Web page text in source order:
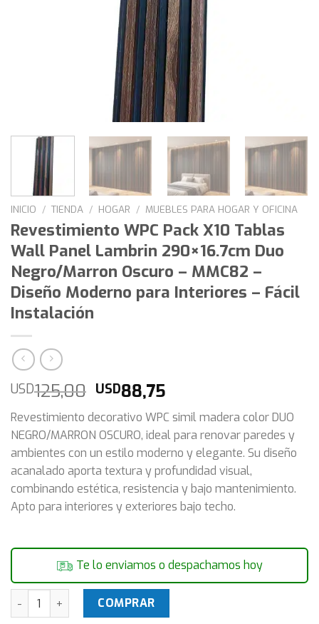
INICIO / TIENDA / HOGAR / MUEBLES PARA HOGAR Y OFICINA
Revestimiento WPC Pack X10 Tablas
Wall Panel Lambrin 290×16.7cm Duo
Negro/Marron Oscuro – MMC82 –
Diseño Moderno para Interiores – Fácil
Instalación
USD125,00 El
precio
original
era:
USD
125,00.
USD88,75
precio
actual
es:
USD
88,75.
Revestimiento decorativo WPC simil madera color DUO
NEGRO/MARRON OSCURO, ideal para renovar paredes y
ambientes con un estilo moderno y elegante. Su diseño
acanalado aporta textura y profundidad visual,
combinando estética, resistencia y bajo mantenimiento.
Apto para interiores y exteriores bajo techo.
Te lo enviamos o despachamos hoy
Revestimiento WPC Pack X10 Tablas Wall Panel
COMPRAR